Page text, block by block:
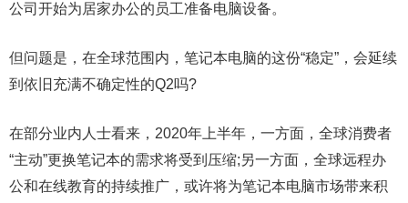
公司开始为居家办公的员工准备电脑设备。
但问题是，在全球范围内，笔记本电脑的这份“稳定”，会延续
到依旧充满不确定性的Q2吗?
在部分业内人士看来，2020年上半年，一方面，全球消费者
“主动”更换笔记本的需求将受到压缩;另一方面，全球远程办
公和在线教育的持续推广，或许将为笔记本电脑市场带来积